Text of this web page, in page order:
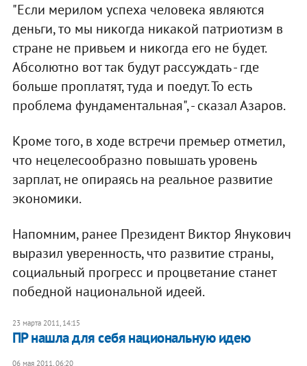
"Если мерилом успеха человека являются
деньги, то мы никогда никакой патриотизм в
стране не привьем и никогда его не будет.
Абсолютно вот так будут рассуждать - где
больше проплатят, туда и поедут. То есть
проблема фундаментальная", - сказал Азаров.
Кроме того, в ходе встречи премьер отметил,
что нецелесообразно повышать уровень
зарплат, не опираясь на реальное развитие
экономики.
Напомним, ранее Президент Виктор Янукович
выразил уверенность, что развитие страны,
социальный прогресс и процветание станет
победной национальной идеей.
23 марта 2011, 14:15
ПР нашла для себя национальную идею
06 мая 2011, 06:20